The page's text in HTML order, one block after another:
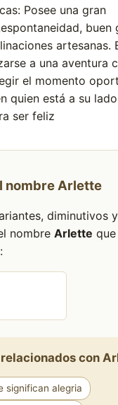
Posee una gran
buen
artesanas.
a una aventura
el momento
quien está a su
ser feliz
nombre Arlette
diminutivos
nombre Arlette
con
significan alegria